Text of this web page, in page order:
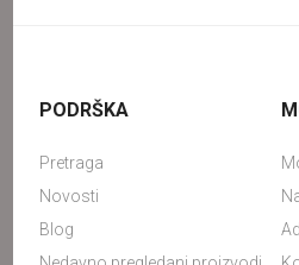
PODRŠKA
Pretraga
Novosti
Blog